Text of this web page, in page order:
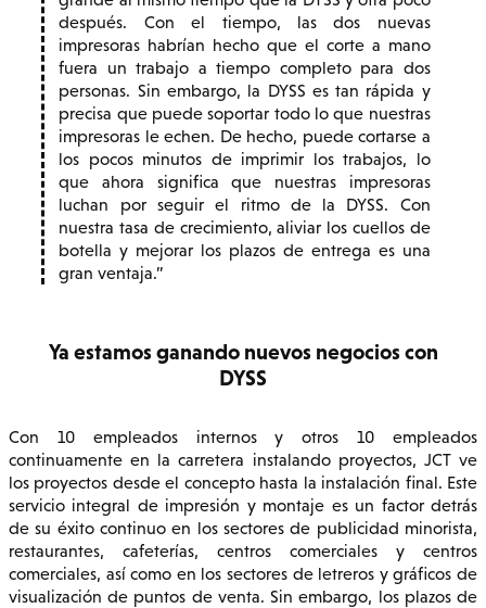
después. Con el tiempo, las dos nuevas
impresoras habrían hecho que el corte a mano
fuera un trabajo a tiempo completo para dos
personas. Sin embargo, la DYSS es tan rápida y
precisa que puede soportar todo lo que nuestras
impresoras le echen. De hecho, puede cortarse a
los pocos minutos de imprimir los trabajos, lo
que ahora significa que nuestras impresoras
luchan por seguir el ritmo de la DYSS. Con
nuestra tasa de crecimiento, aliviar los cuellos de
botella y mejorar los plazos de entrega es una
gran ventaja.
Ya estamos ganando nuevos negocios con
DYSS
Con 10 empleados internos y otros 10 empleados
continuamente en la carretera instalando proyectos, JCT ve
los proyectos desde el concepto hasta la instalación final. Este
servicio integral de impresión y montaje es un factor detrás
de su éxito continuo en los sectores de publicidad minorista,
restaurantes, cafeterías, centros comerciales y centros
comerciales, así como en los sectores de letreros y gráficos de
visualización de puntos de venta. Sin embargo, los plazos de